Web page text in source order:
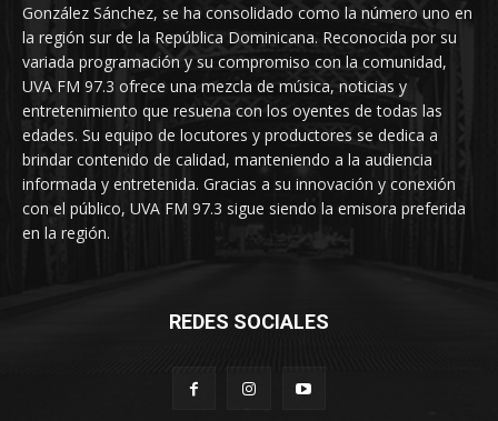
González Sánchez, se ha consolidado como la número uno en
la región sur de la República Dominicana. Reconocida por su
variada programación y su compromiso con la comunidad,
UVA FM 97.3 ofrece una mezcla de música, noticias y
entretenimiento que resuena con los oyentes de todas las
edades. Su equipo de locutores y productores se dedica a
brindar contenido de calidad, manteniendo a la audiencia
informada y entretenida. Gracias a su innovación y conexión
con el público, UVA FM 97.3 sigue siendo la emisora preferida
en la región.
REDES SOCIALES